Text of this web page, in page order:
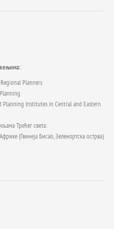
Planners
Institutes in Central and Eastern
Трећег света:
(Гвинеја Бисао, Зеленортска острва)